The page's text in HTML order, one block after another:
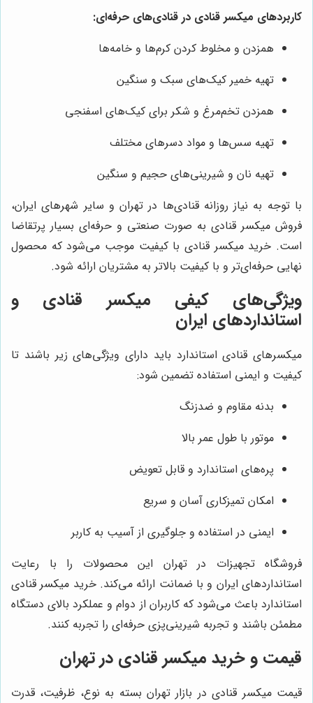
کاربردهای میکسر قنادی در قنادی‌های حرفه‌ای:
همزدن و مخلوط کردن کرم‌ها و خامه‌ها
تهیه خمیر کیک‌های سبک و سنگین
همزدن تخم‌مرغ و شکر برای کیک‌های اسفنجی
تهیه سس‌ها و مواد دسرهای مختلف
تهیه نان و شیرینی‌های حجیم و سنگین
با توجه به نیاز روزانه قنادی‌ها در تهران و سایر شهرهای ایران،
فروش میکسر قنادی به صورت صنعتی و حرفه‌ای بسیار پرتقاضا
است. خرید میکسر قنادی با کیفیت موجب می‌شود که محصول
نهایی حرفه‌ای‌تر و با کیفیت بالاتر به مشتریان ارائه شود.
ویژگی‌های کیفی میکسر قنادی و
استانداردهای ایران
میکسرهای قنادی استاندارد باید دارای ویژگی‌های زیر باشند تا
کیفیت و ایمنی استفاده تضمین شود:
بدنه مقاوم و ضدزنگ
موتور با طول عمر بالا
پره‌های استاندارد و قابل تعویض
امکان تمیزکاری آسان و سریع
ایمنی در استفاده و جلوگیری از آسیب به کاربر
فروشگاه تجهیزات در تهران این محصولات را با رعایت
استانداردهای ایران و با ضمانت ارائه می‌کند. خرید میکسر قنادی
استاندارد باعث می‌شود که کاربران از دوام و عملکرد بالای دستگاه
مطمئن باشند و تجربه شیرینی‌پزی حرفه‌ای را تجربه کنند.
قیمت و خرید میکسر قنادی در تهران
قیمت میکسر قنادی در بازار تهران بسته به نوع، ظرفیت، قدرت